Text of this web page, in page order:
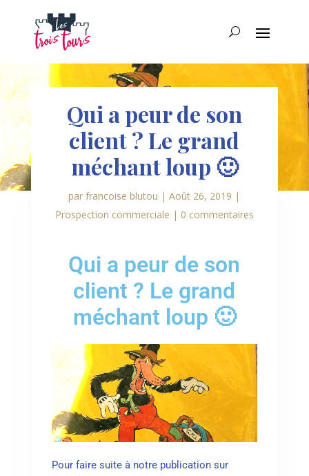
Qui a peur de son
client ? Le grand
méchant loup 🙂
parfrancoise blutou |Août 26, 2019 |
Prospection commerciale | 0 commentaires
Qui a peur de son
client ? Le grand
méchant loup 🙂
Pour faire suite à notre publication sur